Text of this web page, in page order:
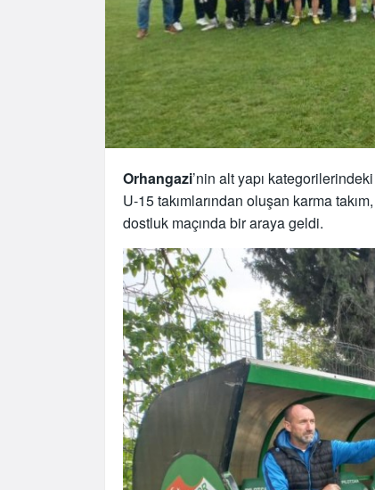
Orhangazi’nin alt yapı
U-15 takımlarından oluşan karma takım,
dostluk maçında bir araya geldi.